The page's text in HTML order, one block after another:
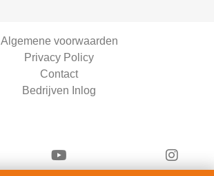
Algemene voorwaarden
Privacy Policy
Contact
Bedrijven Inlog